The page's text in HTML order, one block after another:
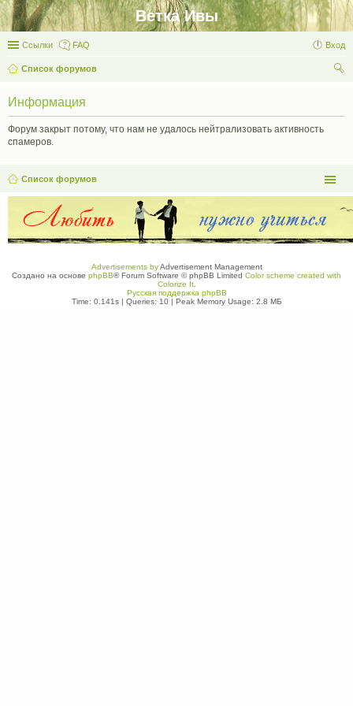
Ветка Ивы
Ссылки FAQ Вход
Список форумов
Информация
Форум закрыт потому, что нам не удалось нейтрализовать активность
спамеров.
Список форумов
Advertisements byAdvertisement Management
Создано на основе phpBB® Forum Software © phpBB Limited Color scheme created with
Colorize It.
Русская поддержка phpBB
Time: 0.141s| Queries: 10| Peak Memory Usage: 2.8 МБ